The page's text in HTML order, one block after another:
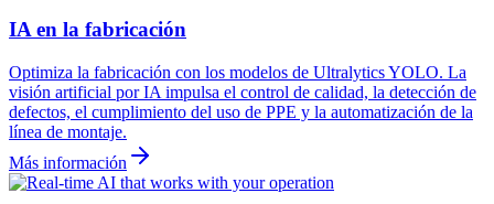
IA en la fabricación
Optimiza la fabricación con los modelos de Ultralytics YOLO. La
visión artificial por IA impulsa el control de calidad, la detección de
defectos, el cumplimiento del uso de PPE y la automatización de la
línea de montaje.
Más información